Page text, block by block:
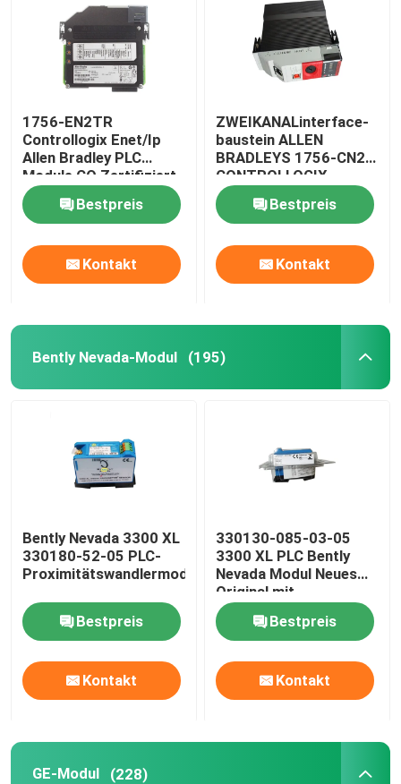
1756-EN2TR
Controllogix Enet/Ip
Allen Bradley PLC
Module CO Zertifiziert
Bestpreis
Kontakt
ZWEIKANALinterface-
baustein ALLEN
BRADLEYS 1756-CN2R
CONTROLLOGIX
Bestpreis
Kontakt
Bently Nevada-Modul (195)
Bently Nevada 3300 XL
330180-52-05 PLC-
Proximitätswandlermodul
Bestpreis
Kontakt
330130-085-03-05
3300 XL PLC Bently
Nevada Modul Neues
Original mit
Versiegelung
Bestpreis
Kontakt
GE-Modul (228)